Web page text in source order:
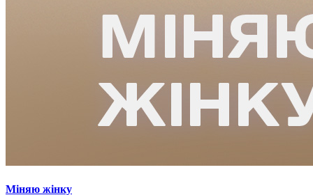
Міняю жінку